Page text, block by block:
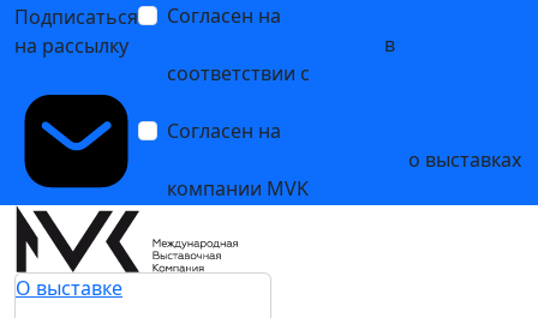
Подписаться
на рассылку
Согласен на
в
соответствии с
Согласен на
о выставках
компании MVK
О выставке